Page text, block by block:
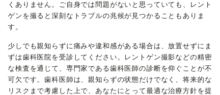
くありません。ご自身では問題がないと思っていても、レント
ゲンを撮ると深刻なトラブルの兆候が見つかることもありま
す。
少しでも親知らずに痛みや違和感がある場合は、放置せずにま
ずは歯科医院を受診してください。レントゲン撮影などの精密
な検査を通じて、専門家である歯科医師の診断を仰ぐことが不
可欠です。歯科医師は、親知らずの状態だけでなく、将来的な
リスクまで考慮した上で、あなたにとって最適な治療方針を提